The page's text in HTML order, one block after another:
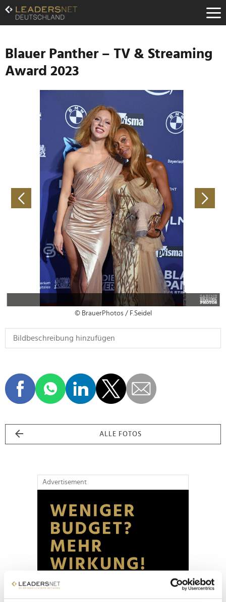
Zum
Inhalt
Zur
Navigation
Zur
Hauptnavigation
Blauer Panther – TV & Streaming
Award 2023
© BrauerPhotos / F.Seidel
ALLE FOTOS
Advertisement